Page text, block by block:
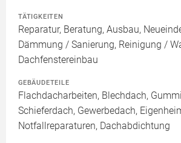
TÄTIGKEITEN
Reparatur, Beratung, Ausbau,
Dämmung / Sanierung, Reinigung /
Dachfenstereinbau
GEBÄUDETEILE
Flachdacharbeiten, Blechdach,
Schieferdach, Gewerbedach,
Notfallreparaturen, Dachabdichtung